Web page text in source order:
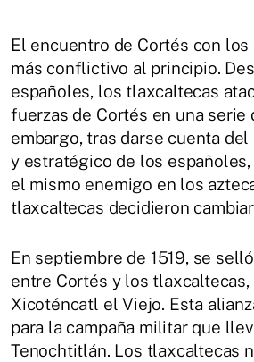
El encuentro de Cortés con
más conflictivo al principio.
españoles, los tlaxcaltecas
fuerzas de Cortés en una serie
embargo, tras darse cuenta
y estratégico de los
el mismo enemigo en los
tlaxcaltecas decidieron
En septiembre de 1519, se
entre Cortés y los
Xicoténcatl el Viejo. Esta
para la campaña militar que
Tenochtitlán. Los tlaxcaltecas